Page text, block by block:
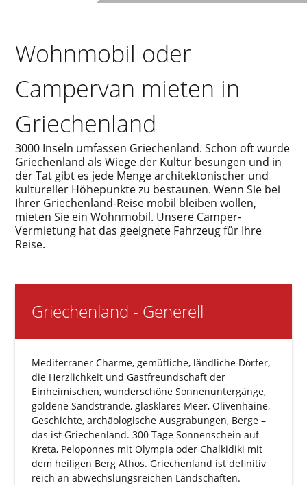
Wohnmobil oder
Campervan mieten in
Griechenland
3000 Inseln umfassen Griechenland. Schon oft wurde
Griechenland als Wiege der Kultur besungen und in
der Tat gibt es jede Menge architektonischer und
kultureller Höhepunkte zu bestaunen. Wenn Sie bei
Ihrer Griechenland-Reise mobil bleiben wollen,
mieten Sie ein Wohnmobil. Unsere Camper-
Vermietung hat das geeignete Fahrzeug für Ihre
Reise.
Griechenland - Generell
Mediterraner Charme, gemütliche, ländliche Dörfer,
die Herzlichkeit und Gastfreundschaft der
Einheimischen, wunderschöne Sonnenuntergänge,
goldene Sandstrände, glasklares Meer, Olivenhaine,
Geschichte, archäologische Ausgrabungen, Berge –
das ist Griechenland. 300 Tage Sonnenschein auf
Kreta, Peloponnes mit Olympia oder Chalkidiki mit
dem heiligen Berg Athos. Griechenland ist definitiv
reich an abwechslungsreichen Landschaften.